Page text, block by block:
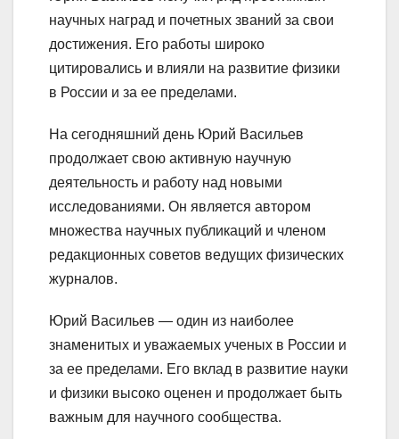
научных наград и почетных званий за свои
достижения. Его работы широко
цитировались и влияли на развитие физики
в России и за ее пределами.
На сегодняшний день Юрий Васильев
продолжает свою активную научную
деятельность и работу над новыми
исследованиями. Он является автором
множества научных публикаций и членом
редакционных советов ведущих физических
журналов.
Юрий Васильев — один из наиболее
знаменитых и уважаемых ученых в России и
за ее пределами. Его вклад в развитие науки
и физики высоко оценен и продолжает быть
важным для научного сообщества.